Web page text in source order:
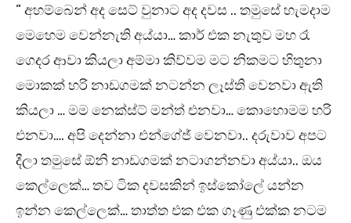
” අහම්බෙන් අද සෙට් වුනාට අද දවස .. තමුසේ හැමදාම
මෙහෙම වෙන්නැති අය්යා… කාර් එක නැතුව මහ රෑ
ගෙදර ආවා කියලා අම්මා කිව්වම මට නිකමට හිතුනා
මොකක් හරි නාඩගමක් නටන්න ලෑස්ති වෙනවා ඇති
කියලා … මම නෙක්ස්ට් මන්ත් එනවා… කොහොමම හරි
එනවා…. අපි දෙන්නා එන්ගේජ් වෙනවා.. දරුවාව අපට
දීලා තමුසේ ඕනි නාඩගමක් නටාගන්නවා අය්යා.. ඔය
කෙල්ලෙක්… තව ටික දවසකින් ඉස්කෝලේ යන්න
ඉන්න කෙල්ලෙක්… තාත්ත එක එක ගෑණු එක්ක නටම